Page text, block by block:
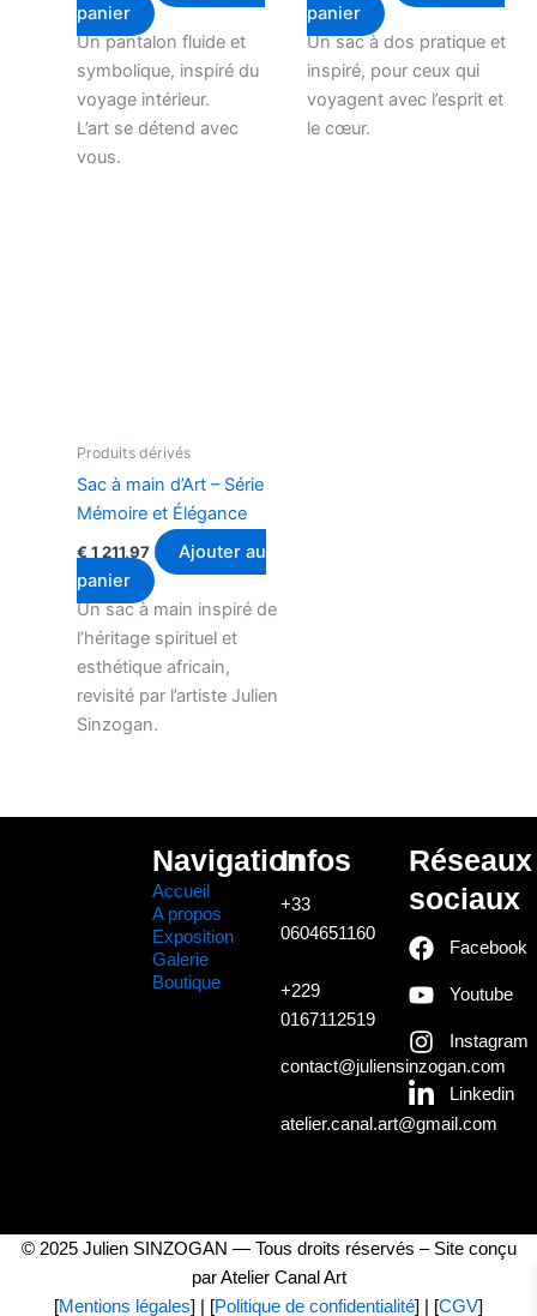
panier
Un pantalon fluide et
symbolique, inspiré du
voyage intérieur.
L’art se détend avec
vous.
panier
Un sac à dos pratique et
inspiré, pour ceux qui
voyagent avec l’esprit et
le cœur.
Produits dérivés
Sac à main d’Art – Série
Mémoire et Élégance
€ 1 211,97
Ajouter au
panier
Un sac à main inspiré de
l’héritage spirituel et
esthétique africain,
revisité par l’artiste Julien
Sinzogan.
Navigation
Accueil
A propos
Exposition
Galerie
Boutique
Infos
+33
0604651160
+229
0167112519
contact@juliensinzogan.com
atelier.canal.art@gmail.com
Réseaux
sociaux
Facebook
Youtube
Instagram
Linkedin
© 2025 Julien SINZOGAN — Tous droits réservés – Site conçu
par Atelier Canal Art
[Mentions légales] | [Politique de confidentialité] | [CGV]